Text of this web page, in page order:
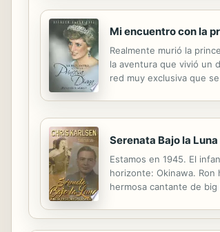
Mi encuentro con la
Realmente murió la
la aventura que vivió un
red muy exclusiva que
Serenata Bajo la Luna
Estamos en 1945. El
horizonte: Okinawa. Ron
hermosa cantante de